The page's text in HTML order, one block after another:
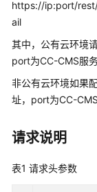
价
明
开
发
南
API
参
https://ip:port/
ail
其中，公有云环境
port为CC-CMS服
非公有云环境如果
址，port为CC-
请求说明
表1 请求头参数